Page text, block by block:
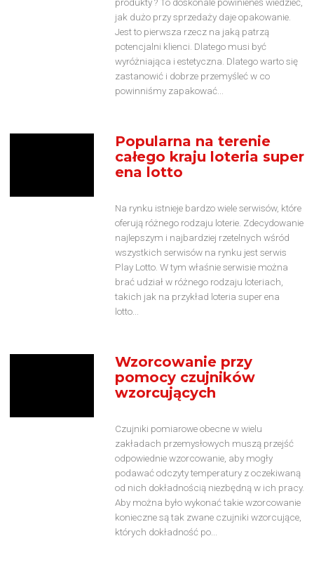
jak dużo przy sprzedaży daje opakowanie.
Jest to pierwsza rzecz na jaką patrzą
potencjalni klienci. Dlatego musi być
wyróżniająca i estetyczna. Dlatego warto się
zastanowić i dobrze przemyśleć w co
powinniśmy zapakować...
Popularna na terenie
całego kraju loteria super
ena lotto
Na rynku istnieje bardzo wiele serwisów, które
oferują różnego rodzaju loterie. Zdecydowanie
najlepszym i najbardziej rzetelnych wśród
wszystkich serwisów na rynku jest serwis
Play Lotto. W tym właśnie serwisie można
brać udział w różnego rodzaju loteriach,
takich jak na przykład loteria super ena
lotto...
Wzorcowanie przy
pomocy czujników
wzorcujących
Czujniki pomiarowe obecne w wielu
zakładach przemysłowych muszą przejść
odpowiednie wzorcowanie, aby mogły
podawać odczyty temperatury z oczekiwaną
od nich dokładnością niezbędną w ich pracy.
Aby można było wykonać takie wzorcowanie
konieczne są tak zwane czujniki wzorcujące,
których dokładność po...